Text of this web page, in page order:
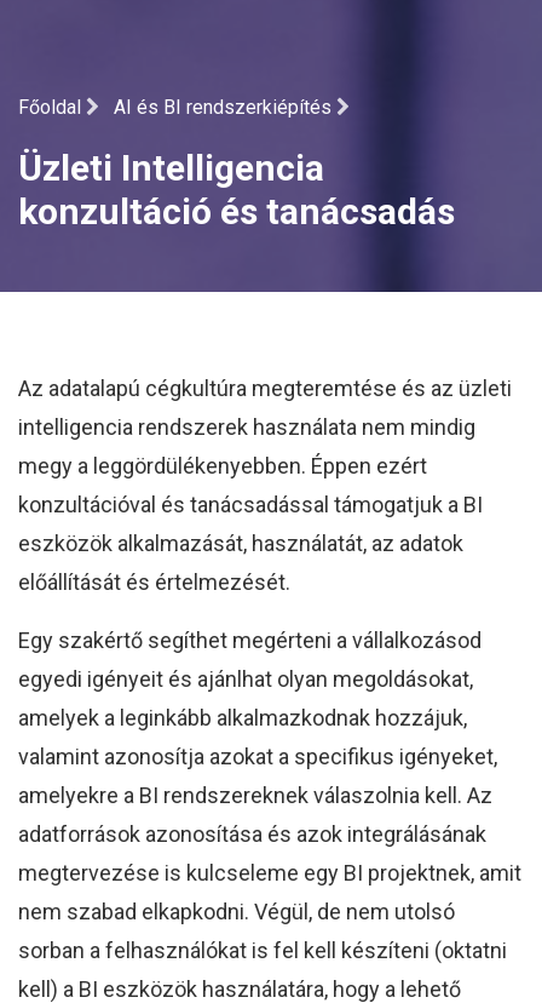
Főoldal AI és BI rendszerkiépítés
Üzleti Intelligencia
konzultáció és tanácsadás
Az adatalapú cégkultúra megteremtése és az üzleti
intelligencia rendszerek használata nem mindig
megy a leggördülékenyebben. Éppen ezért
konzultációval és tanácsadással támogatjuk a BI
eszközök alkalmazását, használatát, az adatok
előállítását és értelmezését.
Egy szakértő segíthet megérteni a vállalkozásod
egyedi igényeit és ajánlhat olyan megoldásokat,
amelyek a leginkább alkalmazkodnak hozzájuk,
valamint azonosítja azokat a specifikus igényeket,
amelyekre a BI rendszereknek válaszolnia kell. Az
adatforrások azonosítása és azok integrálásának
megtervezése is kulcseleme egy BI projektnek, amit
nem szabad elkapkodni. Végül, de nem utolsó
sorban a felhasználókat is fel kell készíteni (oktatni
kell) a BI eszközök használatára, hogy a lehető